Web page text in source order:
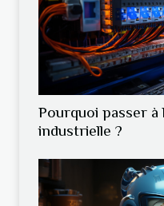
Pourquoi passer à
industrielle ?